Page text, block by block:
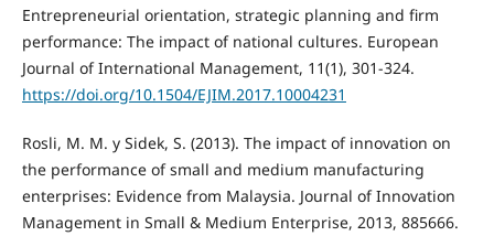
Entrepreneurial orientation, strategic planning and firm
performance: The impact of national cultures. European
Journal of International Management, 11(1), 301-324.
https://doi.org/10.1504/EJIM.2017.10004231
Rosli, M. M. y Sidek, S. (2013). The impact of innovation on
the performance of small and medium manufacturing
enterprises: Evidence from Malaysia. Journal of Innovation
Management in Small & Medium Enterprise, 2013, 885666.